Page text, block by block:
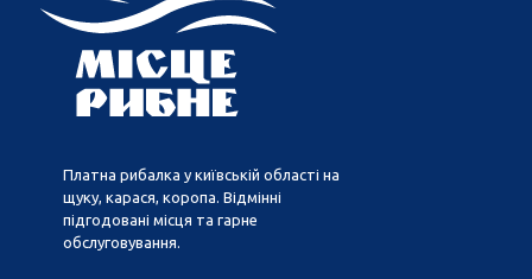
Платна рибалка у київській області на
щуку, карася, коропа. Відмінні
підгодовані місця та гарне
обслуговування.